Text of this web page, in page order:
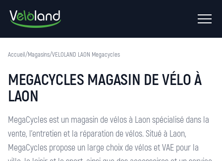
Ouvrir
menu
Accueil/Magasins/VELOLAND LAON Megacycles
MEGACYCLES MAGASIN DE VÉLO À
LAON
MegaCycles est un magasin de vélos à Laon spécialisé dans la
vente, l’entretien et la réparation de vélos. Situé à Laon,
MegaCycles propose un large choix de vélos et VAE pour la